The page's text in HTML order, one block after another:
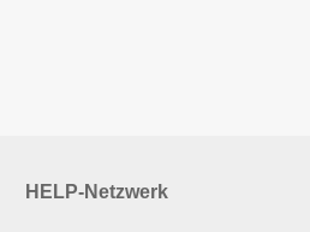
HELP-Netzwerk